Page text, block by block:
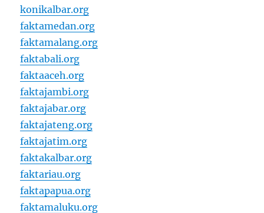
konikalbar.org
faktamedan.org
faktamalang.org
faktabali.org
faktaaceh.org
faktajambi.org
faktajabar.org
faktajateng.org
faktajatim.org
faktakalbar.org
faktariau.org
faktapapua.org
faktamaluku.org